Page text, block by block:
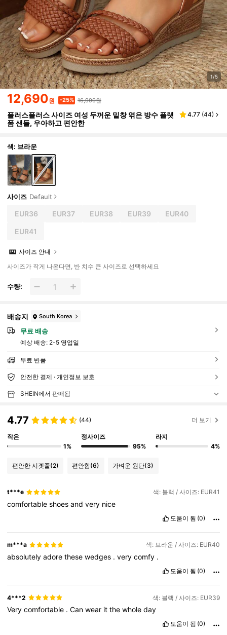
1/5
12,690원 -25% 16,990원
플러스플러스 사이즈 여성 두꺼운 밑창 엮은 방수 플랫
폼 샌들, 우아하고 편안한
4.77 (44)
색: 브라운
사이즈 Default
EUR36 EUR37 EUR38 EUR39 EUR40
EUR41
사이즈 안내
사이즈가 작게 나온다면, 반 치수 큰 사이즈로 선택하세요
수량:
배송지 South Korea
무료 배송
예상 배송: 2-5 영업일
무료 반품
안전한 결제 · 개인정보 보호
SHEIN에서 판매됨
4.77 (44) 더 보기
작은
1%
정사이즈
95%
라지
4%
편안한 시곗줄(2) 편안함(6) 가벼운 원단(3)
t***e 색: 블랙 / 사이즈: EUR41
comfortableshoesandvery nice
도움이 됨 (0)
m***a 색: 브라운 / 사이즈: EUR40
absolutelyadorethesewedges .verycomfy .
도움이 됨 (0)
4***2 색: 블랙 / 사이즈: EUR39
Verycomfortable .Canwear itthewholeday
도움이 됨 (0)